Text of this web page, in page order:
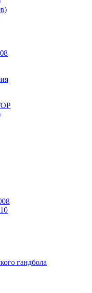
гандбола